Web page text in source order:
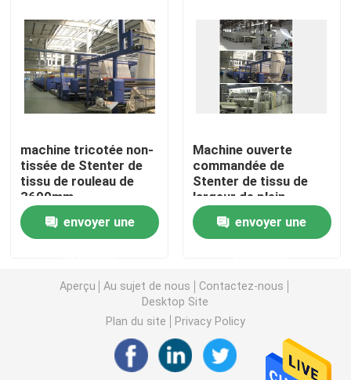
stenter d'arrangement de la chaleur
Machine de Stenter d'air chaud
machine de stenter de tissu
Machine de finissage de textile
Machine de vapeur de boucle
Détendez une machine plus sèche
machine tricotée non-
tissée de Stenter de
tissu de rouleau de
3600mm
envoyer une
Machine ouverte
commandée de
Stenter de tissu de
largeur de plein
convertisseur
envoyer une
Aperçu Au sujet de nous
Contactez-nous
Desktop Site
Plan du site
Privacy Policy